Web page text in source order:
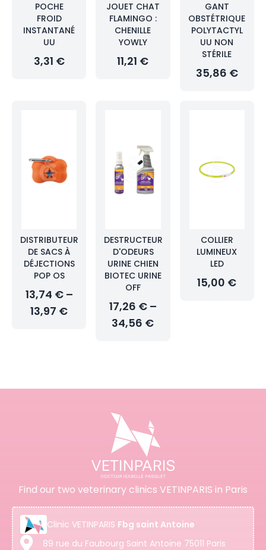
POCHE
FROID
INSTANTANÉ
UU
3,31 €
JOUET CHAT
FLAMINGO :
CHENILLE
YOWLY
11,21 €
GANT
OBSTÉTRIQUE
POLYTACTYL
UU NON
STÉRILE
35,86 €
DISTRIBUTEUR
DE SACS À
DÉJECTIONS
POP OS
13,74 € –
13,97 €
DESTRUCTEUR
D'ODEURS
URINE CHIEN
BIOTEC URINE
OFF
17,26 € –
34,56 €
COLLIER
LUMINEUX
LED
15,00 €
Find our two veterinary clinics VETINPARIS in Paris
Clinic VETINPARIS Fbg saint Antoine
89 rue du Faubourg Saint Antoine 75011 Paris